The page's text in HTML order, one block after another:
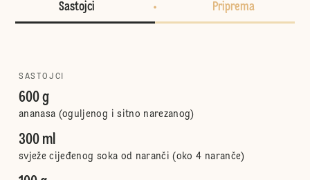
Sastojci Priprema
SASTOJCI
600 g
ananasa (oguljenog i sitno narezanog)
300 ml
svježe cijeđenog soka od naranči (oko 4 naranče)